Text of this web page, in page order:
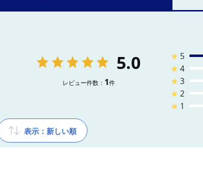
5.0
レビュー件数： 1件
★ 5
★4
★3
★2
★ 1
表示：新しい順